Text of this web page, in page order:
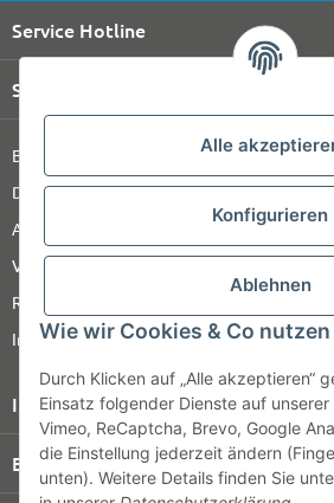
Alle
Konfigurieren
Ablehnen
Wie wir Cookies & Co nutzen
Durch Klicken auf „Alle akzeptieren“
Einsatz folgender Dienste auf unserer
Vimeo, ReCaptcha, Brevo, Google
die Einstellung jederzeit ändern
unten). Weitere Details finden Sie
Service Hotline
Shop Service
Barrierefreiheitserklärung
Datenschutz
AGB
Versandinformationen
Retour
Impressum
Informationen
Bezahlung & Versand